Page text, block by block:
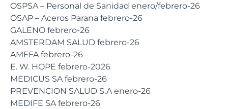
OSPSA – Personal de Sanidad enero/febrero-26
OSAP – Aceros Parana febrero-26
GALENO febrero-26
AMSTERDAM SALUD febrero-26
AMFFA febrero-26
E. W. HOPE febrero-2026
MEDICUS SA febrero-26
PREVENCION SALUD S.A enero-26
MEDIFE SA febrero-26